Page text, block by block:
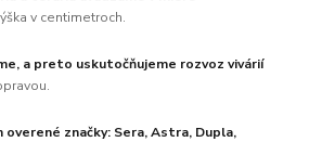
v centimetroch.
a preto uskutočňujeme rozvoz vivárií
overené značky: Sera, Astra, Dupla,